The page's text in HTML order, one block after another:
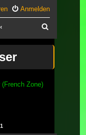
Anmelden
(French Zone)
1